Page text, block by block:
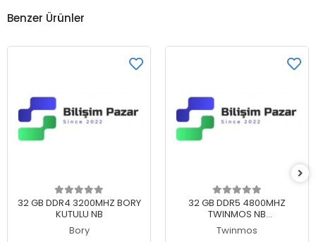
Benzer Ürünler
Sepete Ekle
32 GB DDR4 3200MHZ BORY
KUTULU NB
Bory
Sepete Ekle
32 GB DDR5 4800MHZ
TWINMOS NB
TMD532GB4800S40
Twinmos